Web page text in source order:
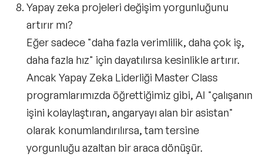
Yapay zeka projeleri değişim yorgunluğunu
artırır mı?
Eğer sadece "daha fazla verimlilik, daha çok iş,
daha fazla hız" için dayatılırsa kesinlikle artırır.
Ancak Yapay Zeka Liderliği Master Class
programlarımızda öğrettiğimiz gibi, AI "çalışanın
işini kolaylaştıran, angaryayı alan bir asistan"
olarak konumlandırılırsa, tam tersine
yorgunluğu azaltan bir araca dönüşür.